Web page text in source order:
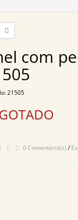
com
21505
0 Comentário(s) /